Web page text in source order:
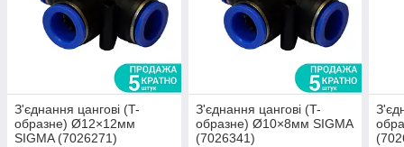
З'єднання цангові (T-
образне) Ø12×12мм
SIGMA (7026271)
З'єднання цангові (T-
образне) Ø10×8мм SIGMA
(7026341)